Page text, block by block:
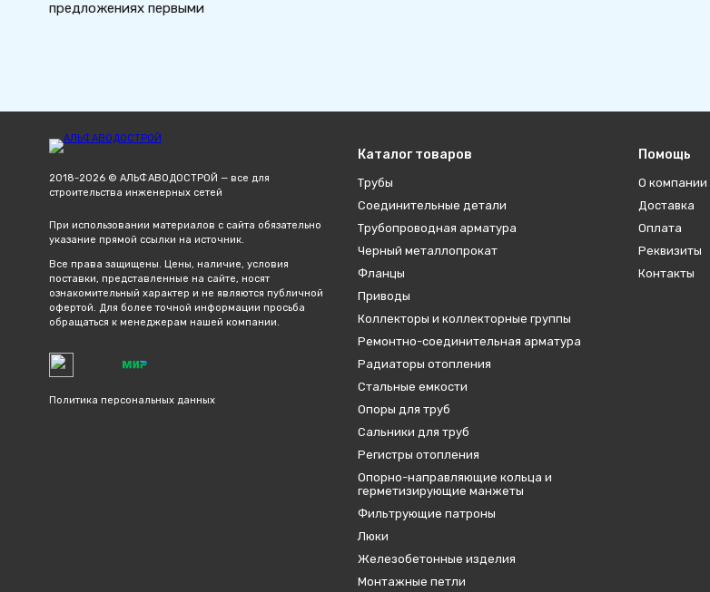
предложениях первыми
2018-2026 © АЛЬФАВОДОСТРОЙ — все для
строительства инженерных сетей
При использовании материалов с сайта обязательно
указание прямой ссылки на источник.
Все права защищены. Цены, наличие, условия
поставки, представленные на сайте, носят
ознакомительный характер и не являются публичной
офертой. Для более точной информации просьба
обращаться к менеджерам нашей компании.
Политика персональных данных
Каталог товаров
Трубы
Соединительные детали
Трубопроводная арматура
Черный металлопрокат
Фланцы
Приводы
Коллекторы и коллекторные группы
Ремонтно-соединительная арматура
Радиаторы отопления
Стальные емкости
Опоры для труб
Сальники для труб
Регистры отопления
Опорно-направляющие кольца и
герметизирующие манжеты
Фильтрующие патроны
Люки
Железобетонные изделия
Монтажные петли
Помощь
О компании
Доставка
Оплата
Реквизиты
Контакты